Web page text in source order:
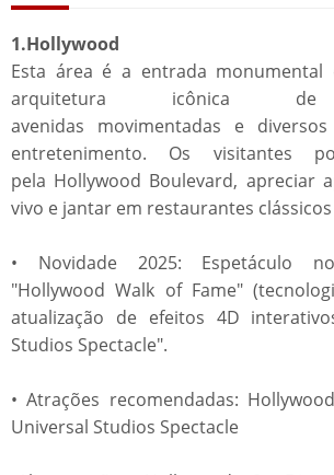
1.Hollywood
Esta área é a entrada monumental
arquitetura icônica de
avenidas movimentadas e
entretenimento. Os visitantes
pela Hollywood Boulevard, apreciar
vivo e jantar em restaurantes
• Novidade 2025: Espetáculo
"Hollywood Walk of Fame"
atualização de efeitos 4D
Studios Spectacle".
• Atrações recomendadas:
Universal Studios Spectacle